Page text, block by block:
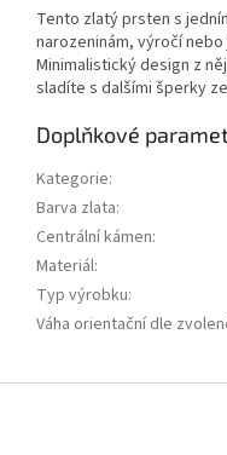
Tento zlatý prsten s
narozeninám, výročí
Minimalistický design z
sladíte s dalšími šperky
Doplňkové
Kategorie:
Barva zlata:
Centrální kámen:
Materiál:
Typ výrobku:
Váha orientační dle